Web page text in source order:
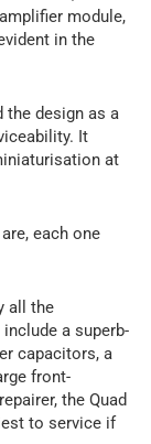
module,
in the
the design as a
It
at
each one
all the
a superb-
capacitors, a
front-
the Quad
to service if